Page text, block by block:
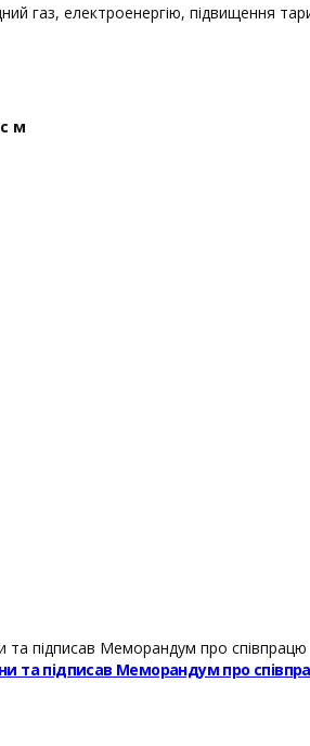
газ, електроенергію, підвищення
м
та підписав Меморандум про